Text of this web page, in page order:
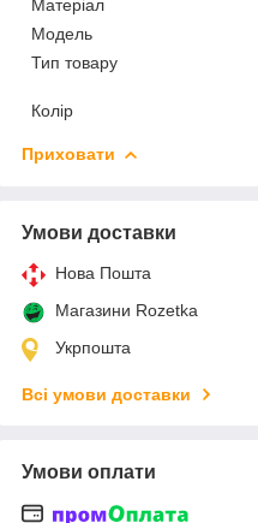
Матеріал
Мoдель
Тип товару
Колір
Приховати
Умови доставки
Нова Пошта
Магазини Rozetka
Укрпошта
Всі умови доставки
Умови оплати